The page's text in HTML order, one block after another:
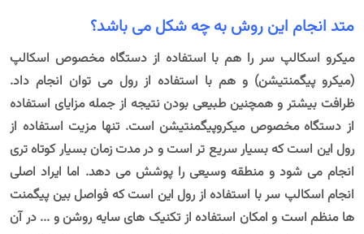
متد انجام این روش به چه شکل می باشد؟
میکرو اسکالپ سر را هم با استفاده از دستگاه مخصوص اسکالپ
(میکرو پیگمنتیشن) و هم با استفاده از رول می توان انجام داد.
ظرافت بیشتر و همچنین طبیعی بودن نتیجه از جمله مزایای استفاده
از دستگاه مخصوص میکروپیگمنتیشن است. تنها مزیت استفاده از
رول این است که بسیار سریع تر است و در مدت زمان بسیار کوتاه تری
انجام می شود و منطقه وسیعی را پوشش می دهد. اما ایراد اصلی
انجام اسکالپ سر با استفاده از رول این است که فواصل بین پیگمنت
ها منظم است و امکان استفاده از تکنیک های سایه روشن و ... در آن